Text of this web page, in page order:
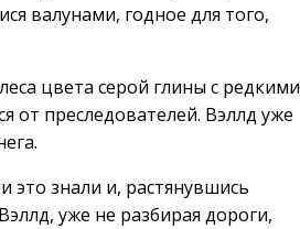
валунами, годное для того,
цвета серой глины с редкими
от преследователей. Вэллд уже
это знали и, растянувшись
уже не разбирая дороги,